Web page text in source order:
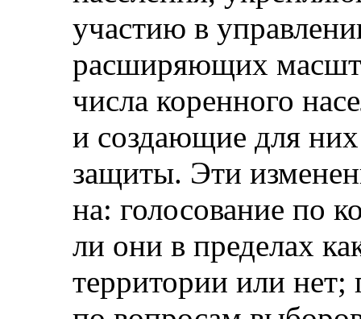
участию в
расширяющих
числа коренного
и создающие для них
защиты. Эти
на: голосование по
ли они в пределах
территории или нет;